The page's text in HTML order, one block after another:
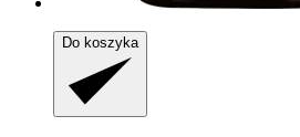
Do koszyka